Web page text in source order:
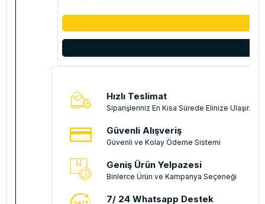
Hızlı Teslimat
Siparişleriniz En Kısa Sürede Elinize Ulaşır.
Güvenli Alışveriş
Güvenli ve Kolay Ödeme Sistemi
Geniş Ürün Yelpazesi
Binlerce Ürün ve Kampanya Seçeneği
7/ 24 Whatsapp Destek